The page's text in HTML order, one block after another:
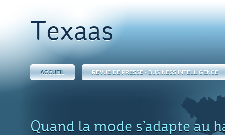
Texaas
ACCUEIL REVUE DE PRESSE - BUSINESS INTELLIGENCE
Quand la mode s’adapte au